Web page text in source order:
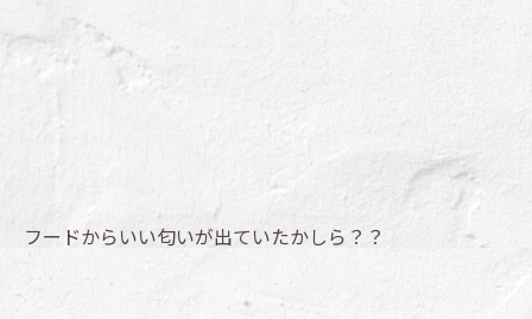
フードからいい匂いが出ていたかしら？？